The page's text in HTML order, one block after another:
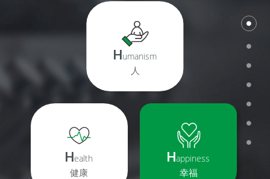
Humanism
人
Health
健康
Happiness
幸福